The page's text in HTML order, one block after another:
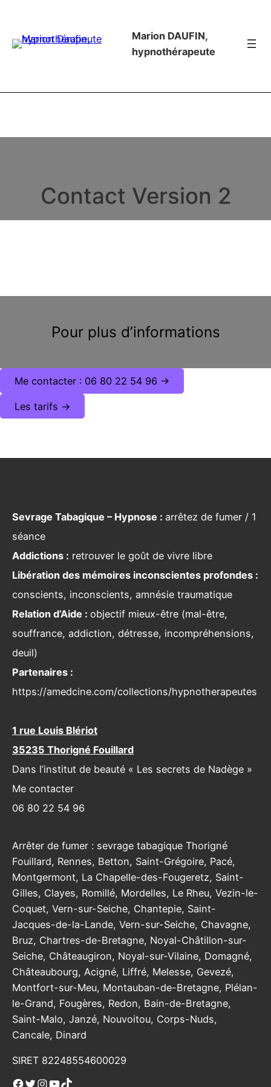
Marion DAUFIN,
hypnothérapeute
Contact Version 2
Pour plus d’informations
Me contacter : 06 80 22 54 96 ->
Les tarifs ->
Sevrage Tabagique – Hypnose : arrêtez de fumer / 1
séance
Addictions : retrouver le goût de vivre libre
Libération des mémoires inconscientes profondes :
conscients, inconscients, amnésie traumatique
Relation d’Aide : objectif mieux-être (mal-être,
souffrance, addiction, détresse, incompréhensions,
deuil)
Partenaires :
https://amedcine.com/collections/hypnotherapeutes
1 rue Louis Blériot
35235 Thorigné Fouillard
Dans l’institut de beauté « Les secrets de Nadège »
Me contacter
06 80 22 54 96
Arrêter de fumer : sevrage tabagique Thorigné
Fouillard, Rennes, Betton, Saint-Grégoire, Pacé,
Montgermont, La Chapelle-des-Fougeretz, Saint-
Gilles, Clayes, Romillé, Mordelles, Le Rheu, Vezin-le-
Coquet, Vern-sur-Seiche, Chantepie, Saint-
Jacques-de-la-Lande, Vern-sur-Seiche, Chavagne,
Bruz, Chartres-de-Bretagne, Noyal-Châtillon-sur-
Seiche, Châteaugiron, Noyal-sur-Vilaine, Domagné,
Châteaubourg, Acigné, Liffré, Melesse, Gevezé,
Montfort-sur-Meu, Montauban-de-Bretagne, Plélan-
le-Grand, Fougères, Redon, Bain-de-Bretagne,
Saint-Malo, Janzé, Nouvoitou, Corps-Nuds,
Cancale, Dinard
SIRET 82248554600029